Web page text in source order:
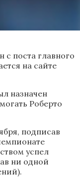
поста главного
на сайте
назначен
Роберто
подписав
успел
ни одной